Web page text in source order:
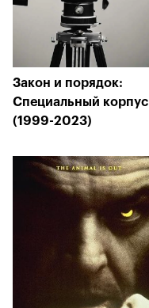
Закон и порядок:
Специальный корпус
(1999-2023)